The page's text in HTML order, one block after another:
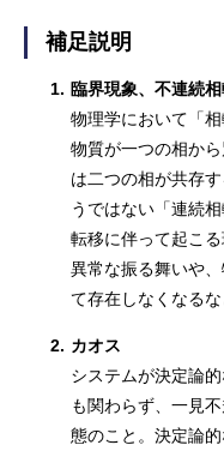
補足説明
1. 臨界現象、不連続
物理学において「
物質が一つの相か
は二つの相が共存
うではない「連続
転移に伴って起こ
異常な振る舞いや
て存在しなくなる
2. カオス
システムが決定論
も関わらず、一見
態のこと。決定論